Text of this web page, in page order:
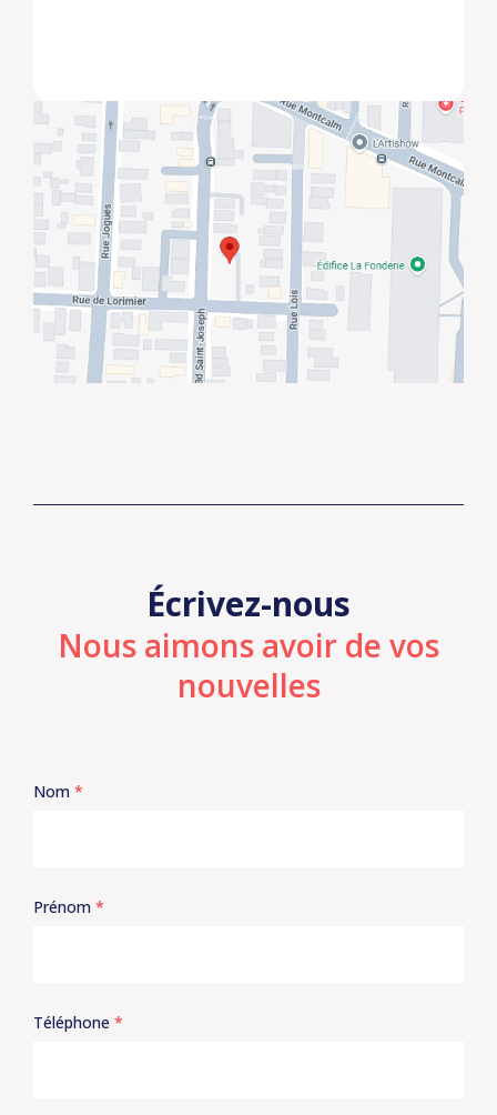
Écrivez-nous
Nous aimons avoir de vos
nouvelles
Nom *
Prénom *
Téléphone *